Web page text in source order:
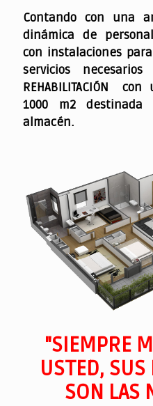
Contando con una
dinámica de
con instalaciones
servicios
REHABILITACIÓN
1000 m2
almacén.
"SIEMPRE
USTED, SUS
SON LAS